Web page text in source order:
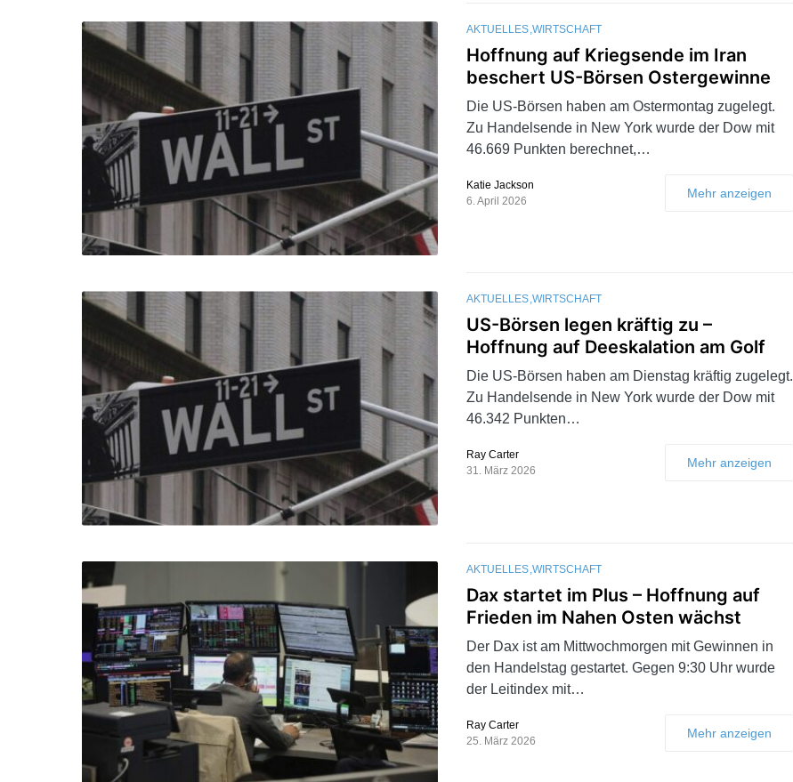
AKTUELLES WIRTSCHAFT
Hoffnung auf Kriegsende im Iran
beschert US-Börsen Ostergewinne
Die US-Börsen haben am Ostermontag zugelegt.
Zu Handelsende in New York wurde der Dow mit
46.669 Punkten berechnet,…
Katie Jackson
6. April 2026
Mehr anzeigen
AKTUELLES WIRTSCHAFT
US-Börsen legen kräftig zu –
Hoffnung auf Deeskalation am Golf
Die US-Börsen haben am Dienstag kräftig zugelegt.
Zu Handelsende in New York wurde der Dow mit
46.342 Punkten…
Ray Carter
31. März 2026
Mehr anzeigen
AKTUELLES WIRTSCHAFT
Dax startet im Plus – Hoffnung auf
Frieden im Nahen Osten wächst
Der Dax ist am Mittwochmorgen mit Gewinnen in
den Handelstag gestartet. Gegen 9:30 Uhr wurde
der Leitindex mit…
Ray Carter
25. März 2026
Mehr anzeigen